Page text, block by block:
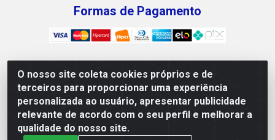
O nosso site coleta cookies próprios e de
terceiros para proporcionar uma experiência
personalizada ao usuário, apresentar publicidade
relevante de acordo com o seu perfil e melhorar a
qualidade do nosso site.
Formas de Pagamento
Mix Alimentos LTDA - Quadra Asr Ne 55 (412 Norte),
Alameda 02, S/N - Plano Diretor Norte, Palmas/TO - CEP
77.006-540 - CNPJ 05.922.500/0001-02